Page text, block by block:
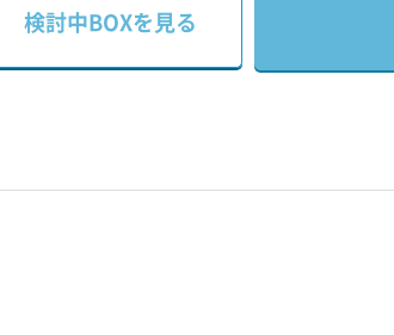
検討中BOXを見る